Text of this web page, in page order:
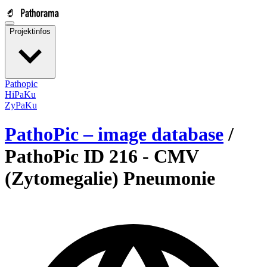
Projektinfos
Pathopic
HiPaKu
ZyPaKu
PathoPic – image database /
PathoPic ID 216 - CMV
(Zytomegalie) Pneumonie